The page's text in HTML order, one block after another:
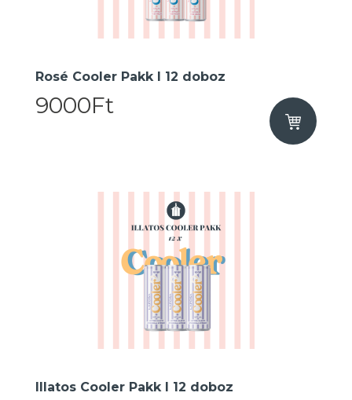
Rosé Cooler Pakk I 12 doboz
9000Ft
Illatos Cooler Pakk I 12 doboz